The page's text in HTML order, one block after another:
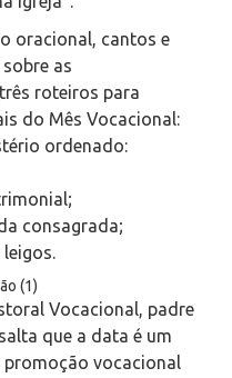
oracional, cantos e
as
roteiros para
do Mês Vocacional:
ordenado:
consagrada;
Vocacional, padre
que a data é um
vocacional